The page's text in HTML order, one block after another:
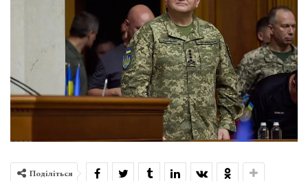
Поділіться